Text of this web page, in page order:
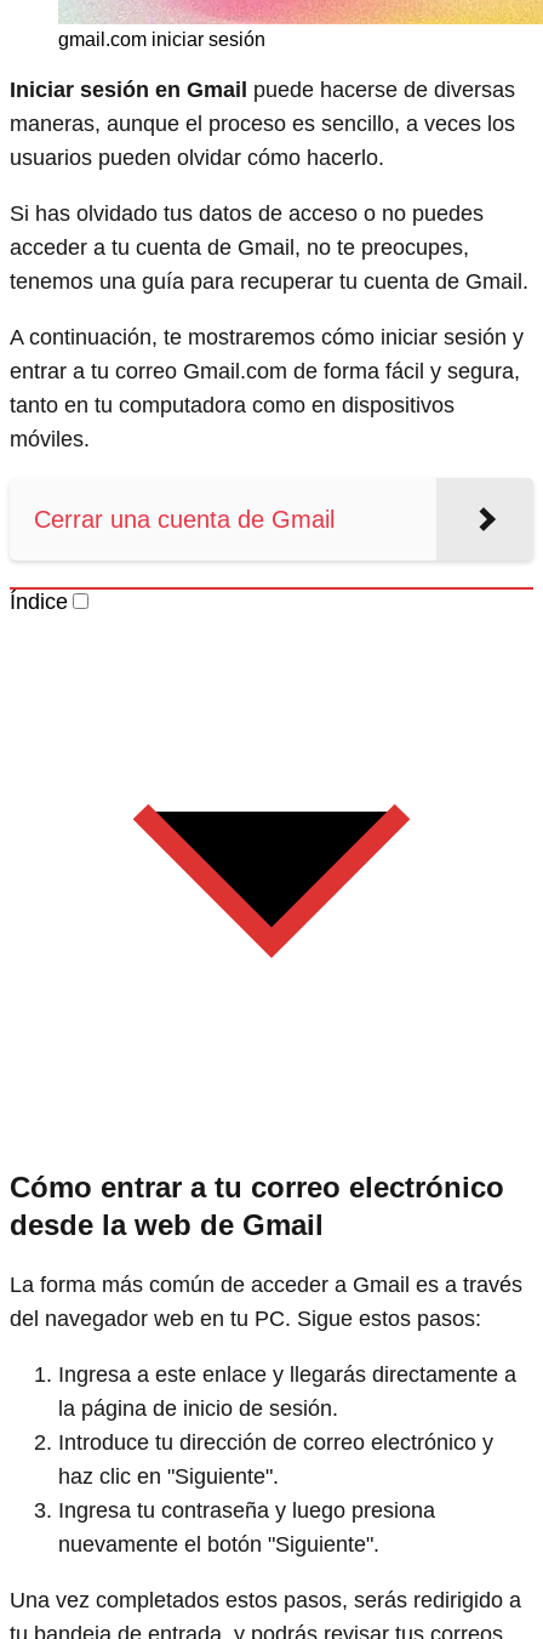
gmail.com iniciar sesión
Iniciar sesión en Gmail puede hacerse de diversas
maneras, aunque el proceso es sencillo, a veces los
usuarios pueden olvidar cómo hacerlo.
Si has olvidado tus datos de acceso o no puedes
acceder a tu cuenta de Gmail, no te preocupes,
tenemos una guía para recuperar tu cuenta de Gmail.
A continuación, te mostraremos cómo iniciar sesión y
entrar a tu correo Gmail.com de forma fácil y segura,
tanto en tu computadora como en dispositivos
móviles.
Cerrar una cuenta de Gmail
Índice
Cómo entrar a tu correo electrónico
desde la web de Gmail
La forma más común de acceder a Gmail es a través
del navegador web en tu PC. Sigue estos pasos:
Ingresa a este enlace y llegarás directamente a
la página de inicio de sesión.
Introduce tu dirección de correo electrónico y
haz clic en "Siguiente".
Ingresa tu contraseña y luego presiona
nuevamente el botón "Siguiente".
Una vez completados estos pasos, serás redirigido a